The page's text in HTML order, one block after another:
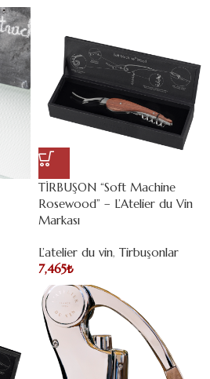
TİRBUŞON “Soft Machine
Rosewood” – L’Atelier du Vin
Markası
L’atelier du vin, Tirbuşonlar
7,465₺